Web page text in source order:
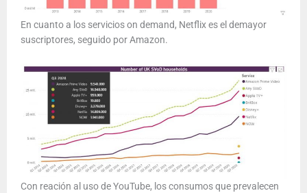
En cuanto a los servicios on demand, Netflix es el demayor
suscriptores, seguido por Amazon.
Con reación al uso de YouTube, los consumos que prevalecen